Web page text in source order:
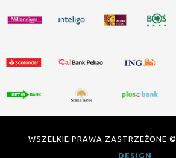
WSZELKIE PRAWA ZASTRZEŻONE ©
DESIGN